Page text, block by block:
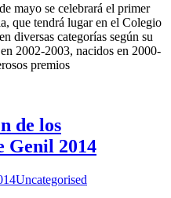
mayo se celebrará el primer
que tendrá lugar en el Colegio
diversas categorías según su
2002-2003, nacidos en 2000-
premios
de los
Genil 2014
Uncategorised